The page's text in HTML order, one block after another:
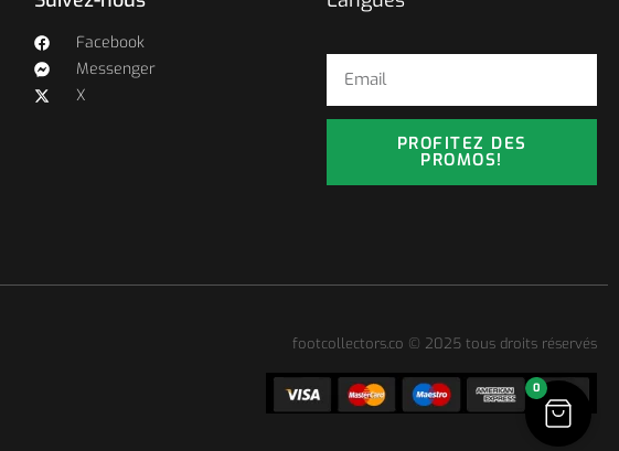
Facebook
Messenger
X
PROFITEZ DES
PROMOS!
footcollectors.co © 2025 tous droits réservés
0